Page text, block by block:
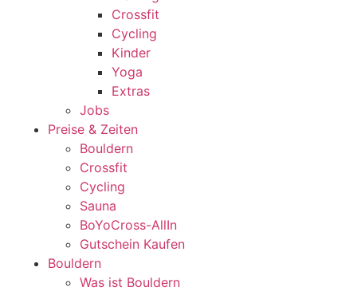
Crossfit
Cycling
Kinder
Yoga
Extras
Jobs
Preise & Zeiten
Bouldern
Crossfit
Cycling
Sauna
BoYoCross-AllIn
Gutschein Kaufen
Bouldern
Was ist Bouldern